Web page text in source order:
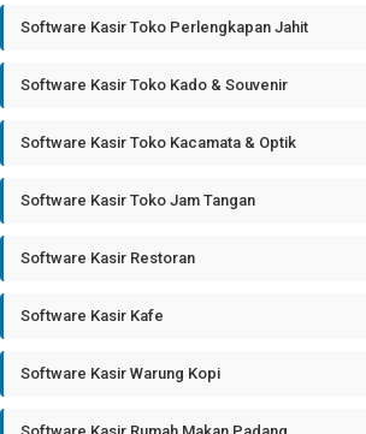
Software Kasir Toko Perlengkapan Jahit
Software Kasir Toko Kado & Souvenir
Software Kasir Toko Kacamata & Optik
Software Kasir Toko Jam Tangan
Software Kasir Restoran
Software Kasir Kafe
Software Kasir Warung Kopi